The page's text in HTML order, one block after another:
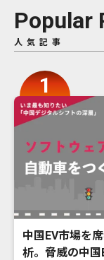
Popular
人気記事
中国EV市場を
析。脅威の中